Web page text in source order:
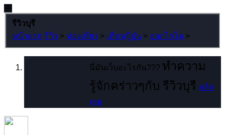
รีวิวบุรี
หน้าแรก รีวิว > ท่องเที่ยว > เที่ยวญี่ปุ่น > ฮอกไกโด >
นี่มันเว็บอะไรกัน??? ทำความ
รู้จักคร่าวๆกับ รีวิวบุรี คลิก
เลย